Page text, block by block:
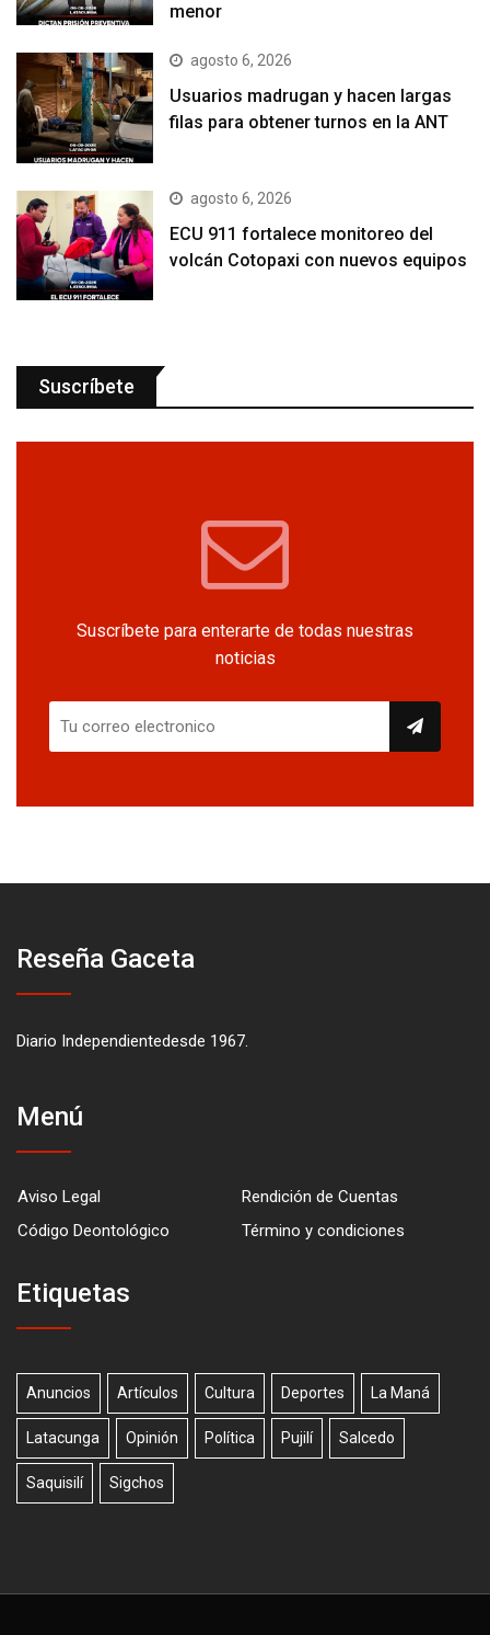
menor
agosto 6, 2026
Usuarios madrugan y hacen largas
filas para obtener turnos en la ANT
agosto 6, 2026
ECU 911 fortalece monitoreo del
volcán Cotopaxi con nuevos equipos
Suscríbete
Suscríbete para enterarte de todas nuestras
noticias
Reseña Gaceta
Diario Independientedesde 1967.
Menú
Aviso Legal
Rendición de Cuentas
Código Deontológico
Término y condiciones
Etiquetas
Anuncios Artículos Cultura Deportes La Maná
Latacunga Opinión Política Pujilí Salcedo
Saquisilí Sigchos